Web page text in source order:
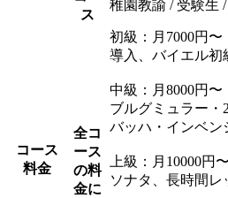
コース
料金
ス
稚園教諭 / 受験生
全コ
ース
の料
金に
初級：月7000円
導入、バイエル初
中級：月8000円
ブルグミュラー・
バッハ・インベン
上級：月10000円
ソナタ、長時間レ